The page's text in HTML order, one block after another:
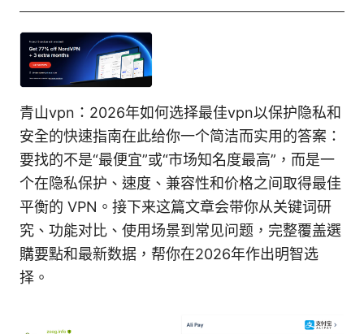
青山vpn：2026年如何选择最佳vpn以保护隐私和
安全的快速指南在此给你一个简洁而实用的答案：
要找的不是“最便宜”或“市场知名度最高”，而是一
个在隐私保护、速度、兼容性和价格之间取得最佳
平衡的 VPN。接下来这篇文章会带你从关键词研
究、功能对比、使用场景到常见问题，完整覆盖選
購要點和最新数据，帮你在2026年作出明智选
择。